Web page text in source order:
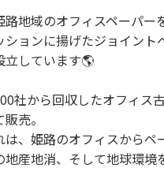
路地域のオフィスペーパ
ションに揚げたジョイン
立しています🌎
社から回収したオフィス
販売。
は、姫路のオフィスから
地産地消、そして地球環境